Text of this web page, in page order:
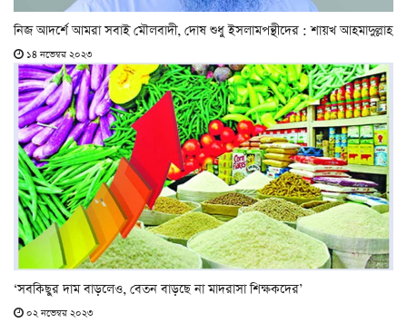
নিজ আদর্শে আমরা সবাই মৌলবাদী, দোষ শুধু ইসলামপন্থীদের : শায়খ আহমাদুল্লাহ
১৪ নভেম্বর ২০২৩
‘সবকিছুর দাম বাড়লেও, বেতন বাড়ছে না মাদরাসা শিক্ষকদের’
০২ নভেম্বর ২০২৩